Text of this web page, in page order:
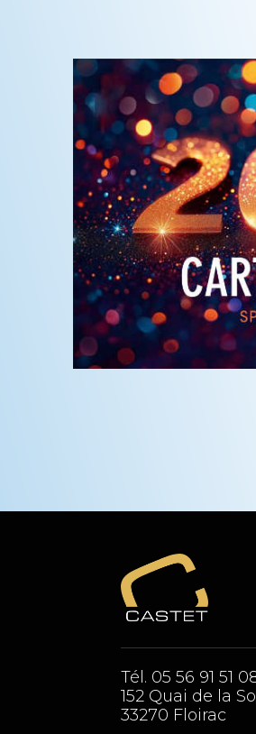
Tél. 05 56 91 51
152 Quai de la
33270 Floirac